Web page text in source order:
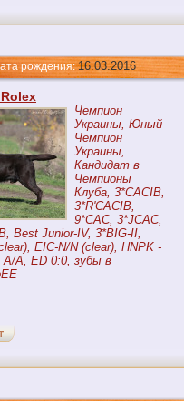
16.03.2016
Чемпион
Украины, Юный
Чемпион
Украины,
Кандидат в
Чемпионы
Клуба, 3*CACIB,
3*R'CACIB,
9*CAC, 3*JCAC,
Best Junior-IV, 3*BIG-II,
EIC-N/N (clear), HNPK -
A/A, ED 0:0, зубы в